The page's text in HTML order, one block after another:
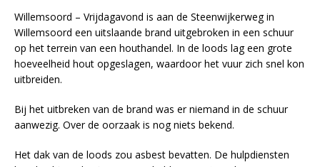
Willemsoord – Vrijdagavond is aan de Steenwijkerweg in
Willemsoord een uitslaande brand uitgebroken in een schuur
op het terrein van een houthandel. In de loods lag een grote
hoeveelheid hout opgeslagen, waardoor het vuur zich snel kon
uitbreiden.
Bij het uitbreken van de brand was er niemand in de schuur
aanwezig. Over de oorzaak is nog niets bekend.
Het dak van de loods zou asbest bevatten. De hulpdiensten